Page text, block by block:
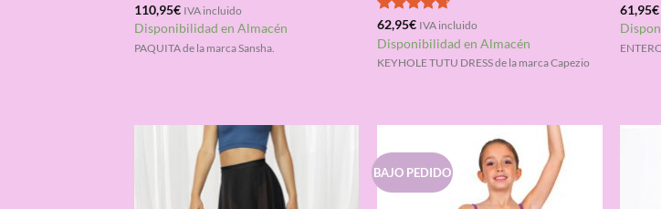
Valorado
con 4.50
de 5
110,95€ IVA incluido
Disponibilidad en Almacén
PAQUITA de la marca Sansha.
Valorado
con4.67
de 5
62,95€ IVA incluido
Disponibilidad en Almacén
KEYHOLE TUTU DRESS de la marca Capezio
con
de 5
61,95€
BAJO PEDIDO